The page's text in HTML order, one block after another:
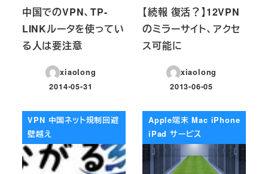
中国でのVPN、TP-
LINKルータを使ってい
る人は要注意
xiaolong
投稿日
2014-05-31
【続報 復活？】12VPN
のミラーサイト、アクセ
ス可能に
xiaolong
投稿日
2013-06-05
VPN 中国ネット規制回避
壁越え
Apple端末 Mac iPhone
iPad サービス